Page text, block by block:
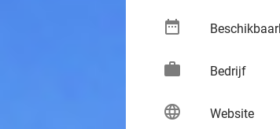
date_range
work Bedrijf
language Website